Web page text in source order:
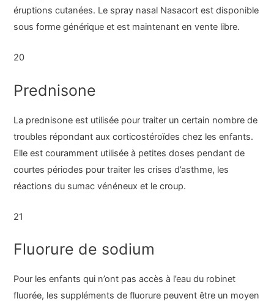
éruptions cutanées. Le spray nasal Nasacort est disponible
sous forme générique et est maintenant en vente libre.
20
Prednisone
La prednisone est utilisée pour traiter un certain nombre de
troubles répondant aux corticostéroïdes chez les enfants.
Elle est couramment utilisée à petites doses pendant de
courtes périodes pour traiter les crises d’asthme, les
réactions du sumac vénéneux et le croup.
21
Fluorure de sodium
Pour les enfants qui n’ont pas accès à l’eau du robinet
fluorée, les suppléments de fluorure peuvent être un moyen